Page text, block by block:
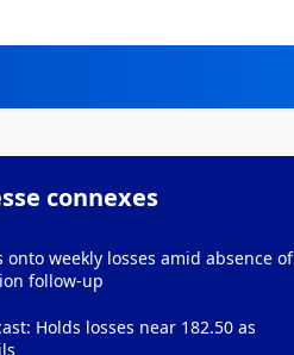
connexes
onto weekly losses amid absence of
follow-up
Holds losses near 182.50 as